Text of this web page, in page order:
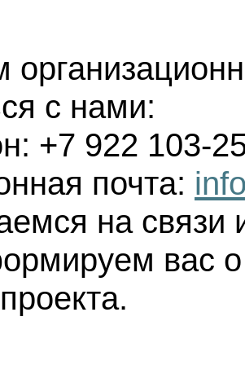
с нами:
+7 922 103-
почта:
на связи
вас